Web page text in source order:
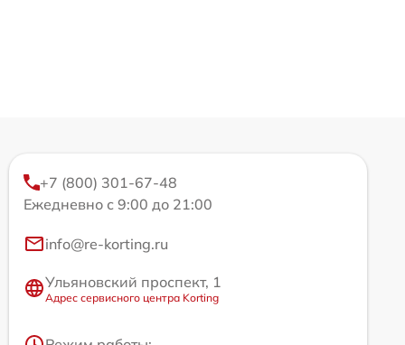
+7 (800) 301-67-48
Ежедневно с 9:00 до 21:00
info@re-korting.ru
Ульяновский проспект, 1
Адрес сервисного центра Korting